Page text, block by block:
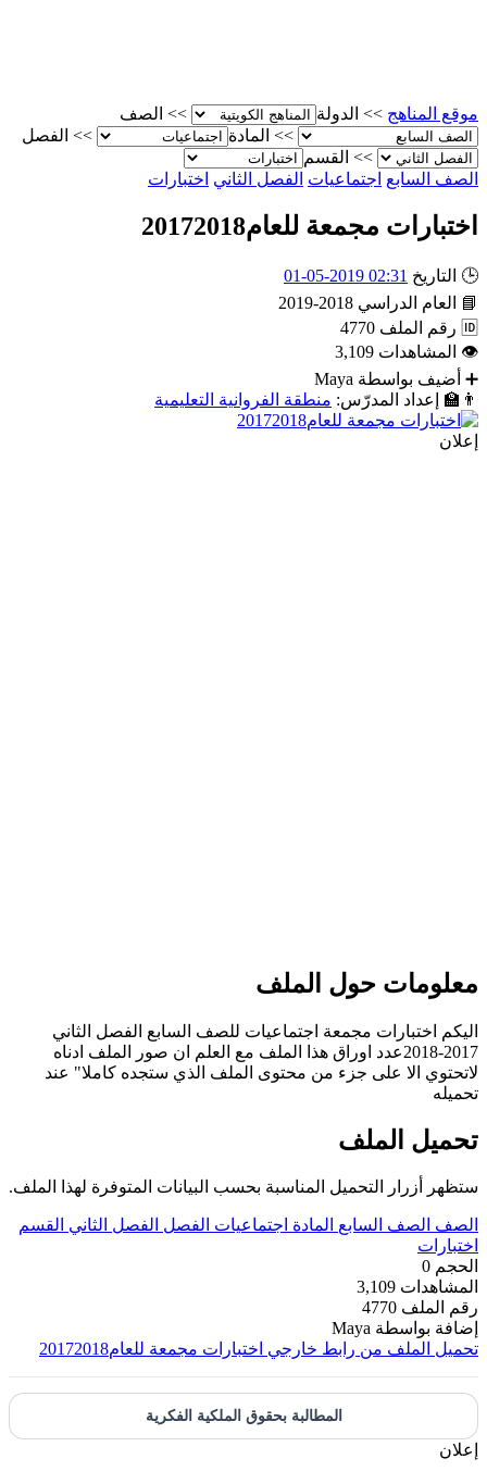
موقع المناهج >> الدولة >>
الصف
>>
المادة >>
الفصل
>>
القسم
الصف السابع
اجتماعيات الفصل الثاني اختبارات
اختبارات مجمعة للعام20172018
🕒 التاريخ 02:31 2019-05-01
📘
العام الدراسي 2018-2019
🆔 رقم الملف 4770
👁
المشاهدات 3,109
➕
أضيف بواسطة Maya
👨‍🏫
إعداد المدرّس: منطقة الفروانية التعليمية
إعلان
معلومات حول الملف
اليكم اختبارات مجمعة اجتماعيات للصف السابع الفصل الثاني
2017-2018عدد اوراق هذا الملف مع العلم ان صور الملف ادناه
لاتحتوي الا على جزء من محتوى الملف الذي ستجده كاملا" عند
تحميله
تحميل الملف
ستظهر أزرار التحميل المناسبة بحسب البيانات المتوفرة لهذا الملف.
الصف الصف السابع المادة اجتماعيات الفصل الفصل الثاني
القسم
اختبارات
الحجم 0
المشاهدات 3,109
رقم الملف 4770
إضافة بواسطة Maya
تحميل الملف من رابط خارجي
اختبارات مجمعة للعام20172018
المطالبة بحقوق الملكية الفكرية
إعلان